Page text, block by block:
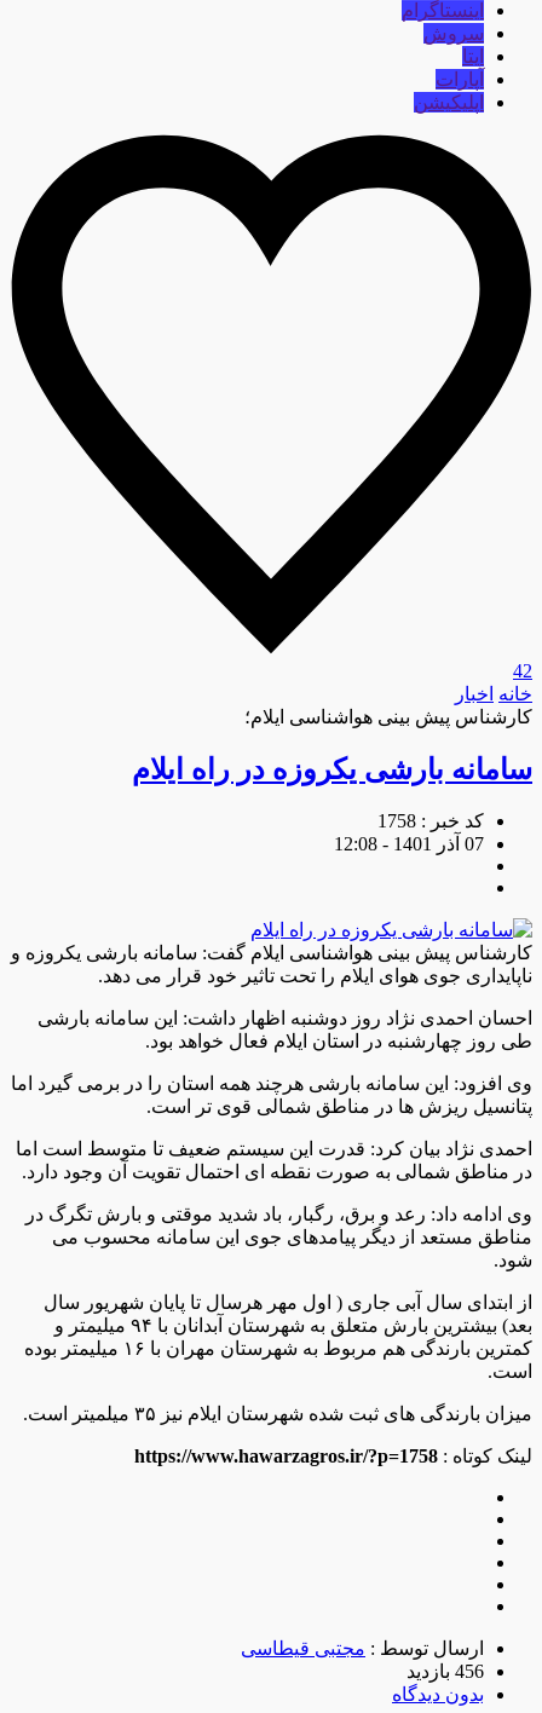
اینستاگرام
سروش
ایتا
آپارات
اپلیکیشن
42
خانه اخبار
کارشناس پیش بینی هواشناسی ایلام؛
سامانه بارشی یکروزه در راه ایلام
کد خبر : 1758
07 آذر 1401 - 12:08
کارشناس پیش بینی هواشناسی ایلام گفت: سامانه بارشی یکروزه و
ناپایداری جوی هوای ایلام را تحت تاثیر خود قرار می دهد.
احسان احمدی نژاد روز دوشنبه اظهار داشت: این سامانه بارشی
طی روز چهارشنبه در استان ایلام فعال خواهد بود.
وی افزود: این سامانه بارشی هرچند همه استان را در برمی گیرد اما
پتانسیل ریزش ها در مناطق شمالی قوی تر است.
احمدی نژاد بیان کرد: قدرت این سیستم ضعیف تا متوسط است اما
در مناطق شمالی به صورت نقطه ای احتمال تقویت آن وجود دارد.
وی ادامه داد: رعد و برق، رگبار، باد شدید موقتی و بارش تگرگ در
مناطق مستعد از دیگر پیامدهای جوی این سامانه محسوب می
شود.
از ابتدای سال آبی جاری ( اول مهر هرسال تا پایان شهریور سال
بعد) بیشترین بارش متعلق به شهرستان آبدانان با ۹۴ میلیمتر و
کمترین بارندگی هم مربوط به شهرستان مهران با ۱۶ میلیمتر بوده
است.
میزان بارندگی های ثبت شده شهرستان ایلام نیز ۳۵ میلمیتر است.
لینک کوتاه : https://www.hawarzagros.ir/?p=1758
ارسال توسط : مجتبی قیطاسی
456 بازدید
بدون دیدگاه